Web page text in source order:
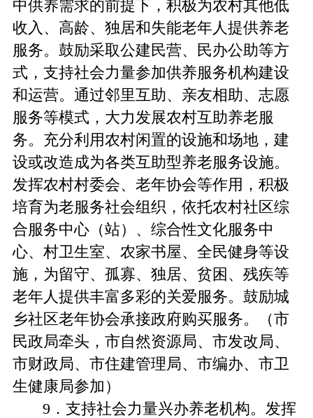
中供养需求的前提下，积极为农村其他低
收入、高龄、独居和失能老年人提供养老
服务。鼓励采取公建民营、民办公助等方
式，支持社会力量参加供养服务机构建设
和运营。通过邻里互助、亲友相助、志愿
服务等模式，大力发展农村互助养老服
务。充分利用农村闲置的设施和场地，建
设或改造成为各类互助型养老服务设施。
发挥农村村委会、老年协会等作用，积极
培育为老服务社会组织，依托农村社区综
合服务中心（站）、综合性文化服务中
心、村卫生室、农家书屋、全民健身等设
施，为留守、孤寡、独居、贫困、残疾等
老年人提供丰富多彩的关爱服务。鼓励城
乡社区老年协会承接政府购买服务。（市
民政局牵头，市自然资源局、市发改局、
市财政局、市住建管理局、市编办、市卫
生健康局参加）
9．支持社会力量兴办养老机构。发挥